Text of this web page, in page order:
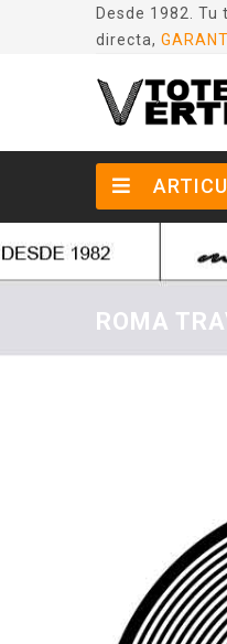
Desde 1982. Tu
directa,
ROMA